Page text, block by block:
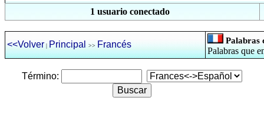
1 usuario conectado
<<Volver | Principal >> Francés Palabras
Palabras que
Término: